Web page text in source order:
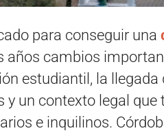
para conseguir una
años cambios
estudiantil, la
y un contexto legal
e inquilinos.